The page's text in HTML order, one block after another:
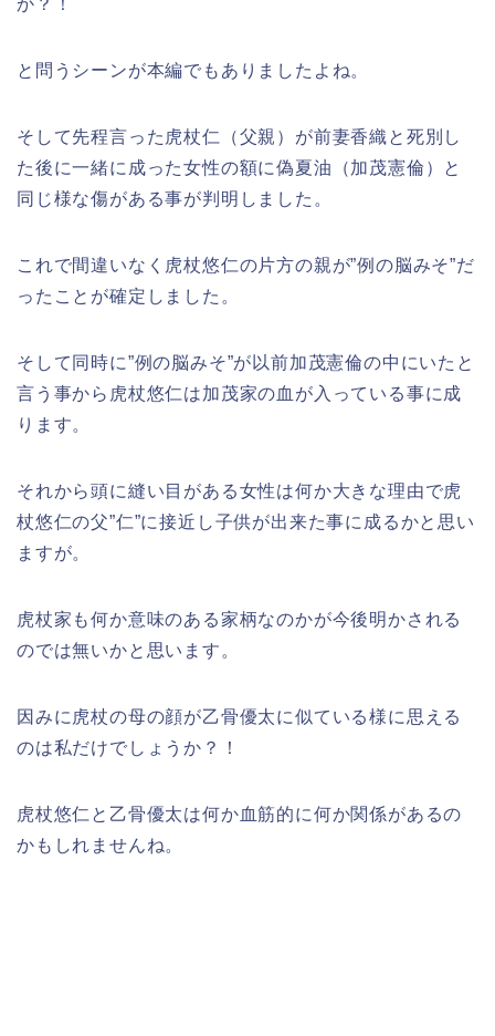
か？！
と問うシーンが本編でもありましたよね。
そして先程言った虎杖仁（父親）が前妻香織と死別し
た後に一緒に成った女性の額に偽夏油（加茂憲倫）と
同じ様な傷がある事が判明しました。
これで間違いなく虎杖悠仁の片方の親が”例の 脳みそ”だ
ったことが確定しました。
そして同時に”例の 脳みそ”が以前加茂憲倫の中にいたと
言う事から 虎杖悠仁は加茂家の血が入っている事に成
ります。
それから頭に縫い目がある女性は何か大きな理由で虎
杖悠仁の父”仁”に接近し子供が出来た事に成るかと思い
ますが。
虎杖家も何か意味のある家柄なのかが今後明かされる
のでは無いかと思います。
因みに虎杖の母の顔が乙骨優太に似ている様に思える
のは私だけでしょうか？！
虎杖悠仁と乙骨優太は何か血筋的に何か関係があるの
かもしれませんね。